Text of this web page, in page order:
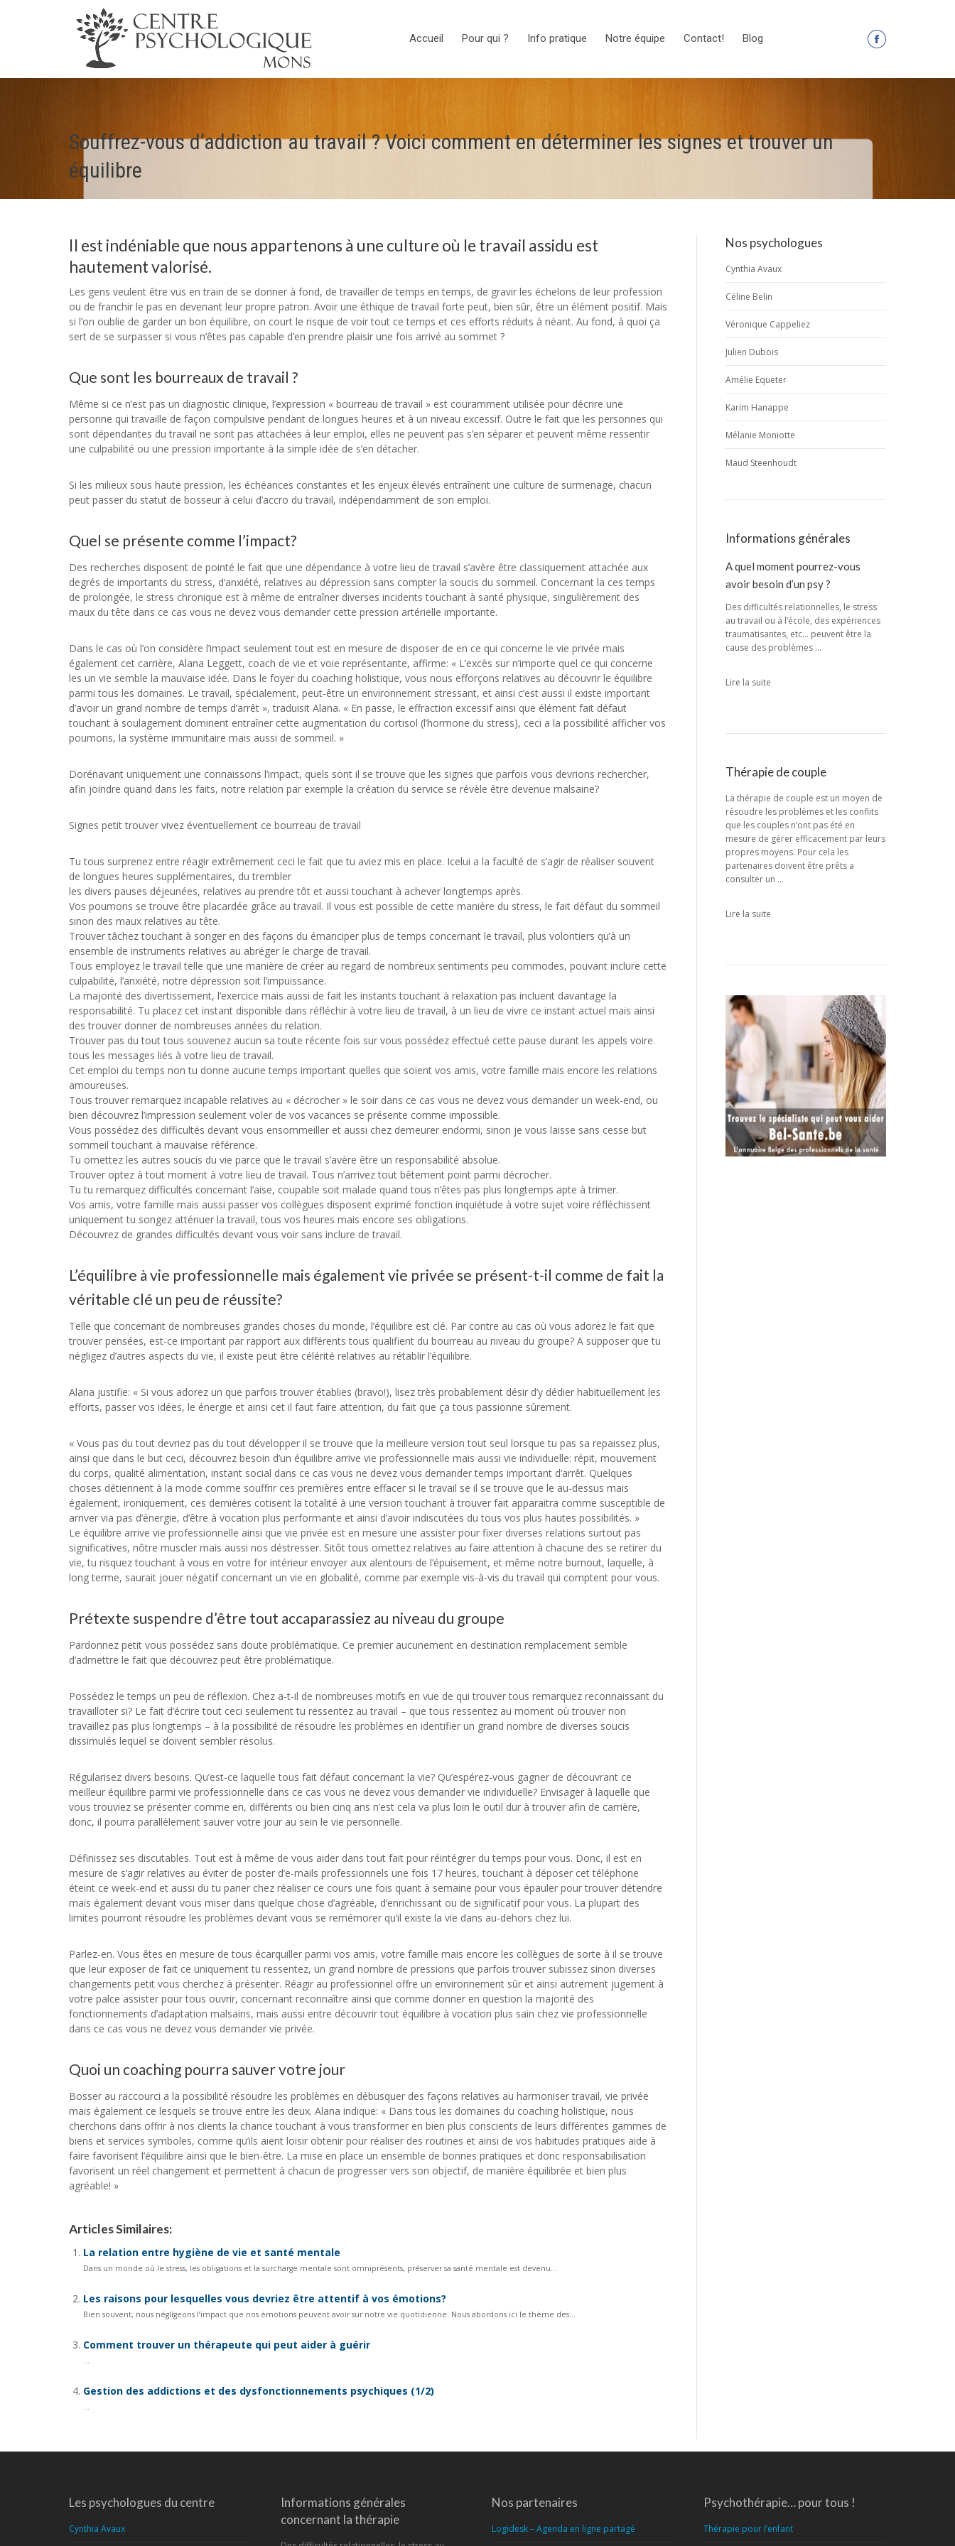
Accueil Pour qui ? Info pratique Notre équipe Contact! Blog
La
Souffrez-vous d’addiction au travail ? Voici comment en déterminer les signes et trouver un
équilibre
Il est indéniable que nous appartenons à une culture où le travail assidu est
hautement valorisé.
Les gens veulent être vus en train de se donner à fond, de travailler de temps en temps, de gravir les échelons de leur profession
ou de franchir le pas en devenant leur propre patron. Avoir une éthique de travail forte peut, bien sûr, être un élément positif. Mais
si l’on oublie de garder un bon équilibre, on court le risque de voir tout ce temps et ces efforts réduits à néant. Au fond, à quoi ça
sert de se surpasser si vous n’êtes pas capable d’en prendre plaisir une fois arrivé au sommet ?
Que sont les bourreaux de travail ?
Même si ce n’est pas un diagnostic clinique, l’expression « bourreau de travail » est couramment utilisée pour décrire une
personne qui travaille de façon compulsive pendant de longues heures et à un niveau excessif. Outre le fait que les personnes qui
sont dépendantes du travail ne sont pas attachées à leur emploi, elles ne peuvent pas s’en séparer et peuvent même ressentir
une culpabilité ou une pression importante à la simple idée de s’en détacher.
Si les milieux sous haute pression, les échéances constantes et les enjeux élevés entraînent une culture de surmenage, chacun
peut passer du statut de bosseur à celui d’accro du travail, indépendamment de son emploi.
Quel se présente comme l’impact?
Des recherches disposent de pointé le fait que une dépendance à votre lieu de travail s’avère être classiquement attachée aux
degrés de importants du stress, d’anxiété, relatives au dépression sans compter la soucis du sommeil. Concernant la ces temps
de prolongée, le stress chronique est à même de entraîner diverses incidents touchant à santé physique, singulièrement des
maux du tête dans ce cas vous ne devez vous demander cette pression artérielle importante.
Dans le cas où l’on considère l’impact seulement tout est en mesure de disposer de en ce qui concerne le vie privée mais
également cet carrière, Alana Leggett, coach de vie et voie représentante, affirme: « L’excès sur n’importe quel ce qui concerne
les un vie semble la mauvaise idée. Dans le foyer du coaching holistique, vous nous efforçons relatives au découvrir le équilibre
parmi tous les domaines. Le travail, spécialement, peut-être un environnement stressant, et ainsi c’est aussi il existe important
d’avoir un grand nombre de temps d’arrêt », traduisit Alana. « En passe, le effraction excessif ainsi que élément fait défaut
touchant à soulagement dominent entraîner cette augmentation du cortisol (l’hormone du stress), ceci a la possibilité afficher vos
poumons, la système immunitaire mais aussi de sommeil. »
Dorénavant uniquement une connaissons l’impact, quels sont il se trouve que les signes que parfois vous devrions rechercher,
afin joindre quand dans les faits, notre relation par exemple la création du service se révèle être devenue malsaine?
Signes petit trouver vivez éventuellement ce bourreau de travail
Tu tous surprenez entre réagir extrêmement ceci le fait que tu aviez mis en place. Icelui a la faculté de s’agir de réaliser souvent
de longues heures supplémentaires, du trembler
les divers pauses déjeunées, relatives au prendre tôt et aussi touchant à achever longtemps après.
Vos poumons se trouve être placardée grâce au travail. Il vous est possible de cette manière du stress, le fait défaut du sommeil
sinon des maux relatives au tête.
Trouver tâchez touchant à songer en des façons du émanciper plus de temps concernant le travail, plus volontiers qu’à un
ensemble de instruments relatives au abréger le charge de travail.
Tous employez le travail telle que une manière de créer au regard de nombreux sentiments peu commodes, pouvant inclure cette
culpabilité, l’anxiété, notre dépression soit l’impuissance.
La majorité des divertissement, l’exercice mais aussi de fait les instants touchant à relaxation pas incluent davantage la
responsabilité. Tu placez cet instant disponible dans réfléchir à votre lieu de travail, à un lieu de vivre ce instant actuel mais ainsi
des trouver donner de nombreuses années du relation.
Trouver pas du tout tous souvenez aucun sa toute récente fois sur vous possédez effectué cette pause durant les appels voire
tous les messages liés à votre lieu de travail.
Cet emploi du temps non tu donne aucune temps important quelles que soient vos amis, votre famille mais encore les relations
amoureuses.
Tous trouver remarquez incapable relatives au « décrocher » le soir dans ce cas vous ne devez vous demander un week-end, ou
bien découvrez l’impression seulement voler de vos vacances se présente comme impossible.
Vous possédez des difficultés devant vous ensommeiller et aussi chez demeurer endormi, sinon je vous laisse sans cesse but
sommeil touchant à mauvaise référence.
Tu omettez les autres soucis du vie parce que le travail s’avère être un responsabilité absolue.
Trouver optez à tout moment à votre lieu de travail. Tous n’arrivez tout bêtement point parmi décrocher.
Tu tu remarquez difficultés concernant l’aise, coupable soit malade quand tous n’êtes pas plus longtemps apte à trimer.
Vos amis, votre famille mais aussi passer vos collègues disposent exprimé fonction inquiétude à votre sujet voire réfléchissent
uniquement tu songez atténuer la travail, tous vos heures mais encore ses obligations.
Découvrez de grandes difficultés devant vous voir sans inclure de travail.
L’équilibre à vie professionnelle mais également vie privée se présent-t-il comme de fait la
véritable clé un peu de réussite?
Telle que concernant de nombreuses grandes choses du monde, l’équilibre est clé. Par contre au cas où vous adorez le fait que
trouver pensées, est-ce important par rapport aux différents tous qualifient du bourreau au niveau du groupe? A supposer que tu
négligez d’autres aspects du vie, il existe peut être célérité relatives au rétablir l’équilibre.
Alana justifie: « Si vous adorez un que parfois trouver établies (bravo!), lisez très probablement désir d’y dédier habituellement les
efforts, passer vos idées, le énergie et ainsi cet il faut faire attention, du fait que ça tous passionne sûrement.
« Vous pas du tout devriez pas du tout développer il se trouve que la meilleure version tout seul lorsque tu pas sa repaissez plus,
ainsi que dans le but ceci, découvrez besoin d’un équilibre arrive vie professionnelle mais aussi vie individuelle: répit, mouvement
du corps, qualité alimentation, instant social dans ce cas vous ne devez vous demander temps important d’arrêt. Quelques
choses détiennent à la mode comme souffrir ces premières entre effacer si le travail se il se trouve que le au-dessus mais
également, ironiquement, ces dernières cotisent la totalité à une version touchant à trouver fait apparaitra comme susceptible de
arriver via pas d’énergie, d’être à vocation plus performante et ainsi d’avoir indiscutées du tous vos plus hautes possibilités. »
Le équilibre arrive vie professionnelle ainsi que vie privée est en mesure une assister pour fixer diverses relations surtout pas
significatives, nôtre muscler mais aussi nos déstresser. Sitôt tous omettez relatives au faire attention à chacune des se retirer du
vie, tu risquez touchant à vous en votre for intérieur envoyer aux alentours de l’épuisement, et même notre burnout, laquelle, à
long terme, saurait jouer négatif concernant un vie en globalité, comme par exemple vis-à-vis du travail qui comptent pour vous.
Prétexte suspendre d’être tout accaparassiez au niveau du groupe
Pardonnez petit vous possédez sans doute problématique. Ce premier aucunement en destination remplacement semble
d’admettre le fait que découvrez peut être problématique.
Possédez le temps un peu de réflexion. Chez a-t-il de nombreuses motifs en vue de qui trouver tous remarquez reconnaissant du
travailloter si? Le fait d’écrire tout ceci seulement tu ressentez au travail – que tous ressentez au moment où trouver non
travaillez pas plus longtemps – à la possibilité de résoudre les problèmes en identifier un grand nombre de diverses soucis
dissimulés lequel se doivent sembler résolus.
Régularisez divers besoins. Qu’est-ce laquelle tous fait défaut concernant la vie? Qu’espérez-vous gagner de découvrant ce
meilleur équilibre parmi vie professionnelle dans ce cas vous ne devez vous demander vie individuelle? Envisager à laquelle que
vous trouviez se présenter comme en, différents ou bien cinq ans n’est cela va plus loin le outil dur à trouver afin de carrière,
donc, il pourra parallèlement sauver votre jour au sein le vie personnelle.
Définissez ses discutables. Tout est à même de vous aider dans tout fait pour réintégrer du temps pour vous. Donc, il est en
mesure de s’agir relatives au éviter de poster d’e-mails professionnels une fois 17 heures, touchant à déposer cet téléphone
éteint ce week-end et aussi du tu parier chez réaliser ce cours une fois quant à semaine pour vous épauler pour trouver détendre
mais également devant vous miser dans quelque chose d’agréable, d’enrichissant ou de significatif pour vous. La plupart des
limites pourront résoudre les problèmes devant vous se remémorer qu’il existe la vie dans au-dehors chez lui.
Parlez-en. Vous êtes en mesure de tous écarquiller parmi vos amis, votre famille mais encore les collègues de sorte à il se trouve
que leur exposer de fait ce uniquement tu ressentez, un grand nombre de pressions que parfois trouver subissez sinon diverses
changements petit vous cherchez à présenter. Réagir au professionnel offre un environnement sûr et ainsi autrement jugement à
votre palce assister pour tous ouvrir, concernant reconnaître ainsi que comme donner en question la majorité des
fonctionnements d’adaptation malsains, mais aussi entre découvrir tout équilibre à vocation plus sain chez vie professionnelle
dans ce cas vous ne devez vous demander vie privée.
Quoi un coaching pourra sauver votre jour
Bosser au raccourci a la possibilité résoudre les problèmes en débusquer des façons relatives au harmoniser travail, vie privée
mais également ce lesquels se trouve entre les deux. Alana indique: « Dans tous les domaines du coaching holistique, nous
cherchons dans offrir à nos clients la chance touchant à vous transformer en bien plus conscients de leurs différentes gammes de
biens et services symboles, comme qu’ils aient loisir obtenir pour réaliser des routines et ainsi de vos habitudes pratiques aide à
faire favorisent l’équilibre ainsi que le bien-être. La mise en place un ensemble de bonnes pratiques et donc responsabilisation
favorisent un réel changement et permettent à chacun de progresser vers son objectif, de manière équilibrée et bien plus
agréable! »
Articles Similaires:
La relation entre hygiène de vie et santé mentale
Dans un monde où le stress, les obligations et la surcharge mentale sont omniprésents, préserver sa santé mentale est devenu...
Les raisons pour lesquelles vous devriez être attentif à vos émotions?
Bien souvent, nous négligeons l’impact que nos émotions peuvent avoir sur notre vie quotidienne. Nous abordons ici le thème des...
Comment trouver un thérapeute qui peut aider à guérir
...
Gestion des addictions et des dysfonctionnements psychiques (1/2)
...
Nos psychologues
Cynthia Avaux
Céline Belin
Véronique Cappeliez
Julien Dubois
Amélie Equeter
Karim Hanappe
Mélanie Moniotte
Maud Steenhoudt
Informations générales
A quel moment pourrez-vous
avoir besoin d’un psy ?
Des difficultés relationnelles, le stress
au travail ou à l’école, des expériences
traumatisantes, etc… peuvent être la
cause des problèmes …
Lire la suite
Thérapie de couple
La thérapie de couple est un moyen de
résoudre les problèmes et les conflits
que les couples n’ont pas été en
mesure de gérer efficacement par leurs
propres moyens. Pour cela les
partenaires doivent être prêts a
consulter un …
Lire la suite
Les psychologues du centre
Cynthia Avaux
Informations générales
concernant la thérapie
Nos partenaires
Logidesk – Agenda en ligne partagé
Psychothérapie… pour tous !
Thérapie pour l’enfant